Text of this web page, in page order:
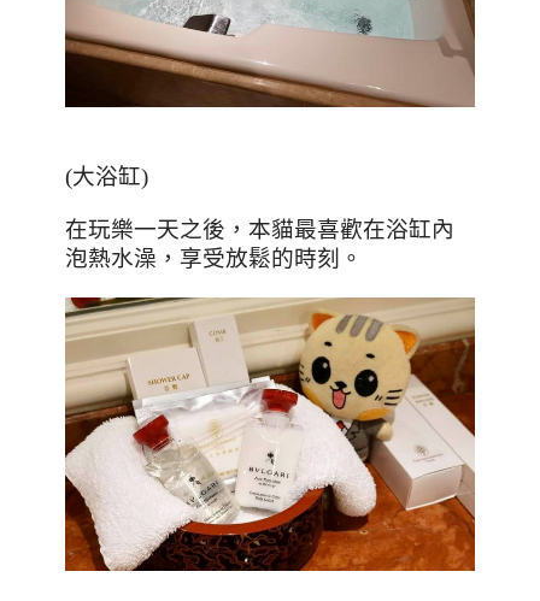
(大浴缸)
在玩樂一天之後，本貓最喜歡在浴缸內
泡熱水澡，享受放鬆的時刻。